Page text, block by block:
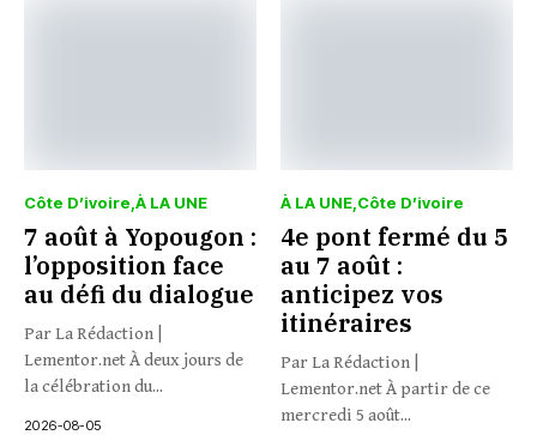
Côte D’ivoire À LA UNE
7 août à Yopougon :
l’opposition face
au défi du dialogue
Par La Rédaction |
Lementor.net À deux jours de
la célébration du...
2026-08-05
À LA UNE Côte D’ivoire
4e pont fermé du 5
au 7 août :
anticipez vos
itinéraires
Par La Rédaction |
Lementor.net À partir de ce
mercredi 5 août...